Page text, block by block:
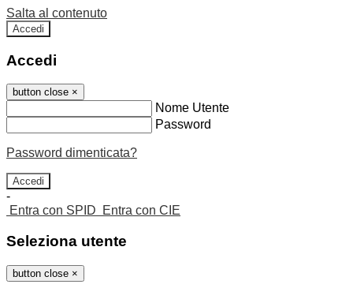
Salta al contenuto
Accedi
Accedi
button close ×
Nome Utente
Password
Password dimenticata?
-
Entra con SPID
Entra con CIE
Seleziona utente
button close ×